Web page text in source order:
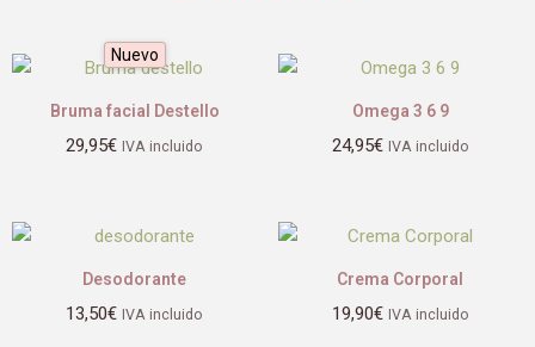
Nuevo
Bruma facial Destello
29,95€ IVA incluido
Omega 3 6 9
24,95€ IVA incluido
Desodorante
13,50€ IVA incluido
Crema Corporal
19,90€ IVA incluido